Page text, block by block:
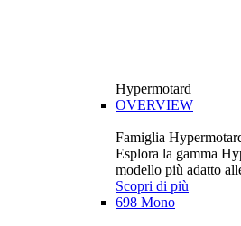
Hypermotard
OVERVIEW
Famiglia
Esplora la gamma
modello più adatto
Scopri di più
698 Mono